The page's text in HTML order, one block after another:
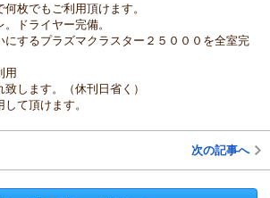
枚でもご利用頂けます。
ドライヤー完備。
するプラズマクラスター２５０００を全室完
用
します。（休刊日省く）
て頂けます。
次の記事へ